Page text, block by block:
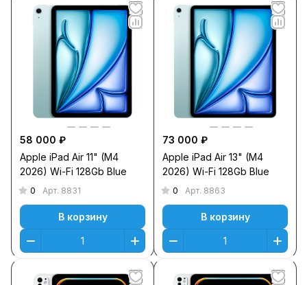
58 000 ₽
Apple iPad Air 11" (M4
2026) Wi-Fi 128Gb Blue
0 Арт. 8831
В корзину
73 000 ₽
Apple iPad Air 13" (M4
2026) Wi-Fi 128Gb Blue
0 Арт. 8863
В корзину